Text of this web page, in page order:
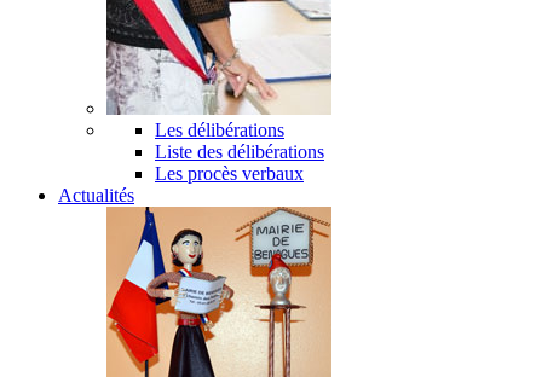
Les délibérations
Liste des délibérations
Les procès verbaux
Actualités